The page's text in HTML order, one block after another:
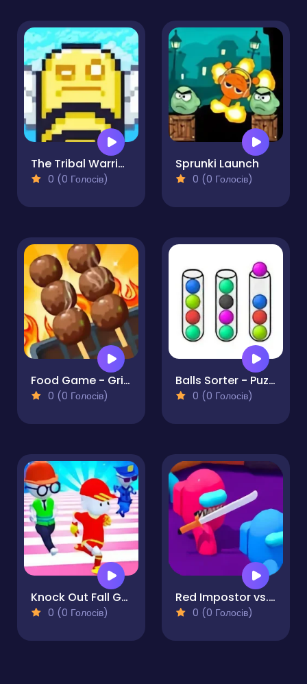
The Tribal Warrior of Fortune
0 (0 Голосів)
Sprunki Launch
0 (0 Голосів)
Food Game - Grill Sort
0 (0 Голосів)
Balls Sorter - Puzzle
0 (0 Голосів)
Knock Out Fall Guys 3D
0 (0 Голосів)
Red Impostor vs. Crew
0 (0 Голосів)